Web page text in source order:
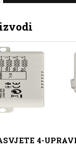
4-